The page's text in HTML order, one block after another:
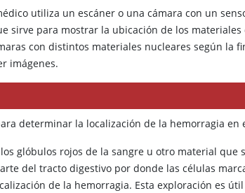
utiliza un escáner o una cámara con un
sirve para mostrar la ubicación de los
con distintos materiales nucleares según la
imágenes.
determinar la localización de la hemorragia en
glóbulos rojos de la sangre u otro material que
del tracto digestivo por donde las células
de la hemorragia. Esta exploración es